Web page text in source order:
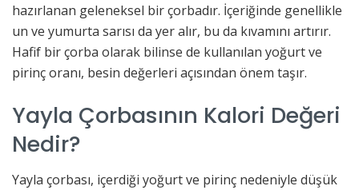
hazırlanan geleneksel bir çorbadır. İçeriğinde genellikle
un ve yumurta sarısı da yer alır, bu da kıvamını artırır.
Hafif bir çorba olarak bilinse de kullanılan yoğurt ve
pirinç oranı, besin değerleri açısından önem taşır.
Yayla Çorbasının Kalori Değeri
Nedir?
Yayla çorbası, içerdiği yoğurt ve pirinç nedeniyle düşük